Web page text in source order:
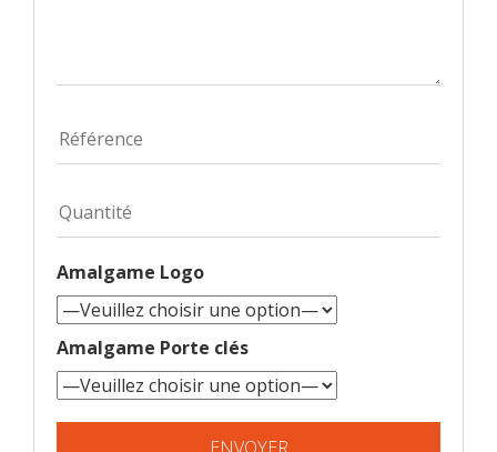
Amalgame Logo
Amalgame Porte clés